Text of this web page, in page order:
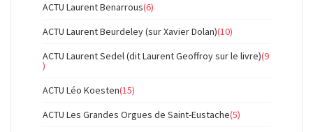
ACTU Laurent Benarrous(6)
ACTU Laurent Beurdeley (sur Xavier Dolan)(10)
ACTU Laurent Sedel (dit Laurent Geoffroy sur le livre)(9
)
ACTU Léo Koesten(15)
ACTU Les Grandes Orgues de Saint-Eustache(5)